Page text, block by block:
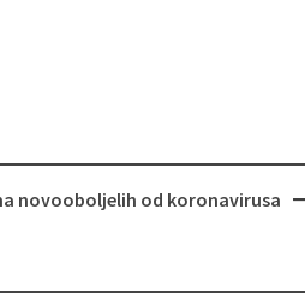
novooboljelih od koronavirusa